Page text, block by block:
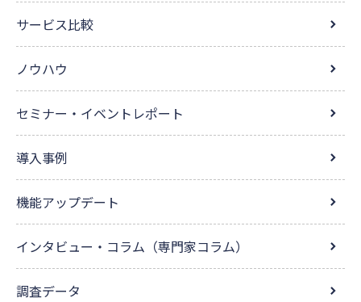
サービス比較
ノウハウ
セミナー・イベントレポート
導入事例
機能アップデート
インタビュー・コラム（専門家コラム）
調査データ